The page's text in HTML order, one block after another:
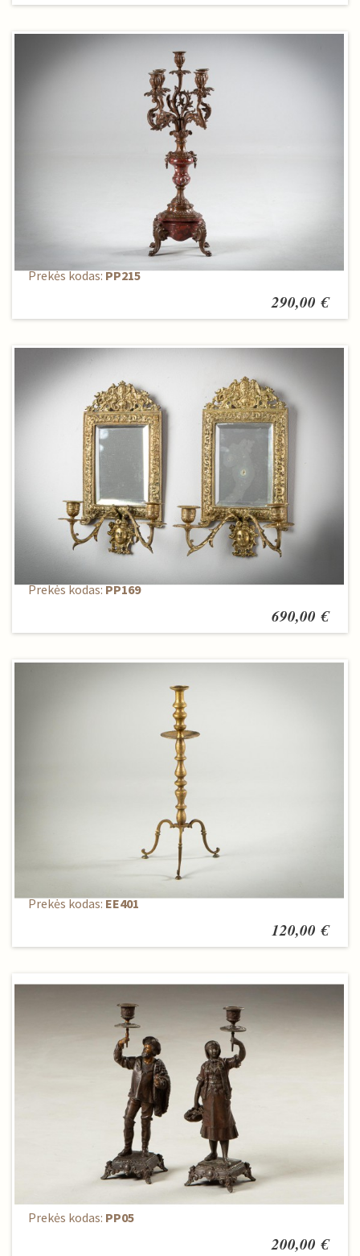
Prekės kodas:PP215
290,00 €
Bra žvakidžių komplektas (2 vnt.)
Prekės kodas:PP169
690,00 €
Prekės kodas:EE401
120,00 €
Žvakidžių komplektas (2 vnt.)
Prekės kodas: PP05
200,00 €